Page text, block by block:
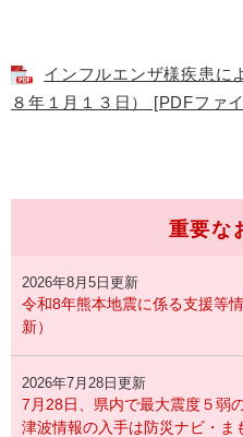
インフルエンザ様疾患に
８年１月１３日） [PDFファ
重要な
2026年8月5日更新
令和8年熊本地震に係る支援等
新）
2026年7月28日更新
7月28日、県内で最大震度５弱
津波情報の入手は防災ナビ・ま